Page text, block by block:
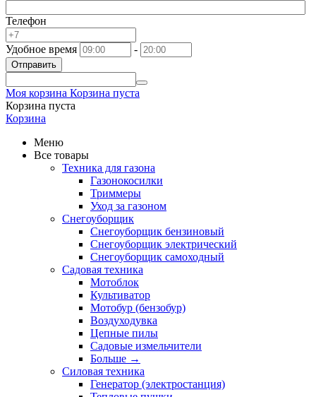
Телефон
Удобное время -
Отправить
Моя корзина Корзина пуста
Корзина пуста
Корзина
Меню
Все товары
Техника для газона
Газонокосилки
Триммеры
Уход за газоном
Снегоуборщик
Снегоуборщик бензиновый
Снегоуборщик электрический
Снегоуборщик самоходный
Садовая техника
Мотоблок
Культиватор
Мотобур (бензобур)
Воздуходувка
Цепные пилы
Садовые измельчители
Больше →
Силовая техника
Генератор (электростанция)